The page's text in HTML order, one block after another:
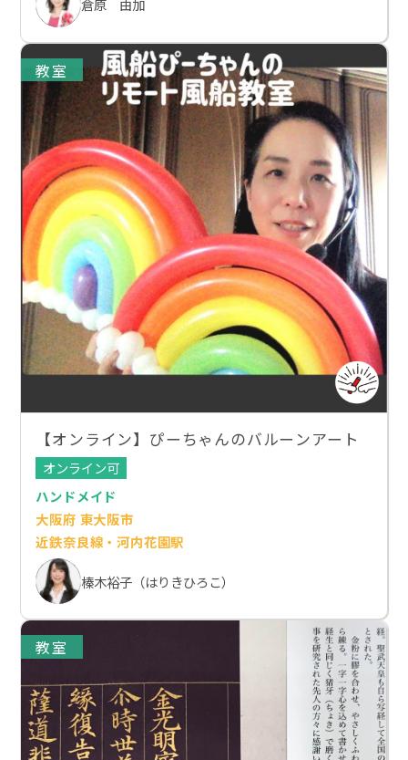
倉原 由加
教室
【オンライン】ぴーちゃんのバルーンアート
オンライン可
ハンドメイド
大阪府 東大阪市
近鉄奈良線・河内花園駅
榛木裕子（はりきひろこ）
教室